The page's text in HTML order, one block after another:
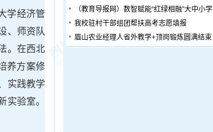
学经济管
、师资队
。在西北
养方案修
实践教学
实验室。
（教育导报网）数智赋能“红绿相融”大中小学
我校驻村干部组团帮扶高考志愿填报
眉山农业经理人省外教学+顶岗锻炼圆满结束